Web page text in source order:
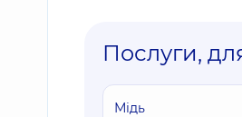
Послуги,
Мідь